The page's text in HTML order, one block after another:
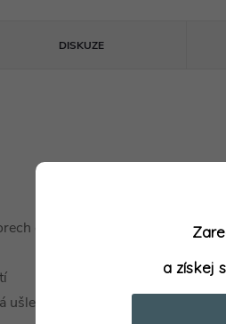
DISKUZE
od Ø 8 - 140 mm
ocel, kovaná, kalená v
a získej